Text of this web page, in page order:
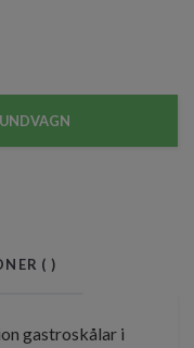
( )
gastroskålar i